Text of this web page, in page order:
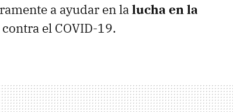
a ayudar en lalucha en la
contra el COVID-19.